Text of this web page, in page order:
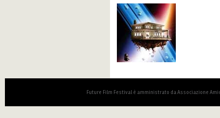
Future Film Festival è amministrato da Associazione